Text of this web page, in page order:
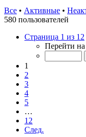
Все • Активные •
580 пользователей
Страница 1 из 12
Перейти
1
2
3
4
5
…
12
След.